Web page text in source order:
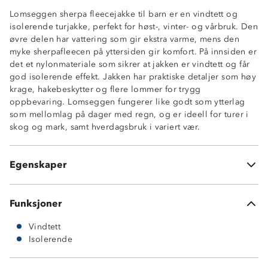
Lomseggen sherpa fleecejakke til barn er en vindtett og
isolerende turjakke, perfekt for høst-, vinter- og vårbruk. Den
øvre delen har vattering som gir ekstra varme, mens den
myke sherpafleecen på yttersiden gir komfort. På innsiden er
det et nylonmateriale som sikrer at jakken er vindtett og får
god isolerende effekt. Jakken har praktiske detaljer som høy
krage, hakebeskytter og flere lommer for trygg
oppbevaring. Lomseggen fungerer like godt som ytterlag
som mellomlag på dager med regn, og er ideell for turer i
skog og mark, samt hverdagsbruk i variert vær.
Egenskaper
Vindtett
Isolerendele vattering i øvre del
3-sesong: høst-vinter-vår
Hakebeskytter på glidelås
1 brystlomme
2 sidelommer
Elastisk kantbånd
Funksjoner
Vindtett
Isolerende
Ytterside: 100 % polyester, 285 GSM sherpafleece.